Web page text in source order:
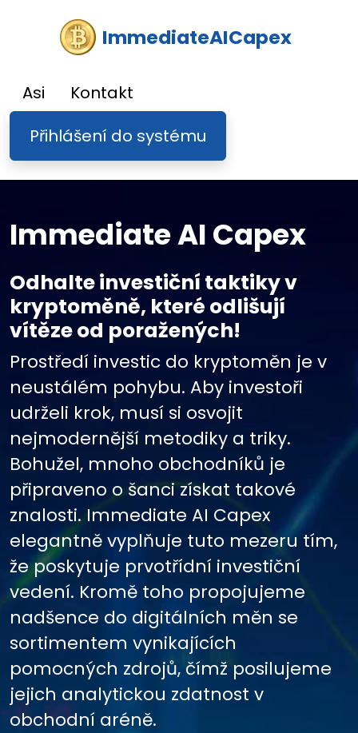
ImmediateAICapex
Asi
Kontakt
Přihlášení do systému
Immediate AI Capex
Odhalte investiční taktiky v
kryptoměně, které odlišují
vítěze od poražených!
Prostředí investic do kryptoměn je v
neustálém pohybu. Aby investoři
udrželi krok, musí si osvojit
nejmodernější metodiky a triky.
Bohužel, mnoho obchodníků je
připraveno o šanci získat takové
znalosti. Immediate AI Capex
elegantně vyplňuje tuto mezeru tím,
že poskytuje prvotřídní investiční
vedení. Kromě toho propojujeme
nadšence do digitálních měn se
sortimentem vynikajících
pomocných zdrojů, čímž posilujeme
jejich analytickou zdatnost v
obchodní aréně.